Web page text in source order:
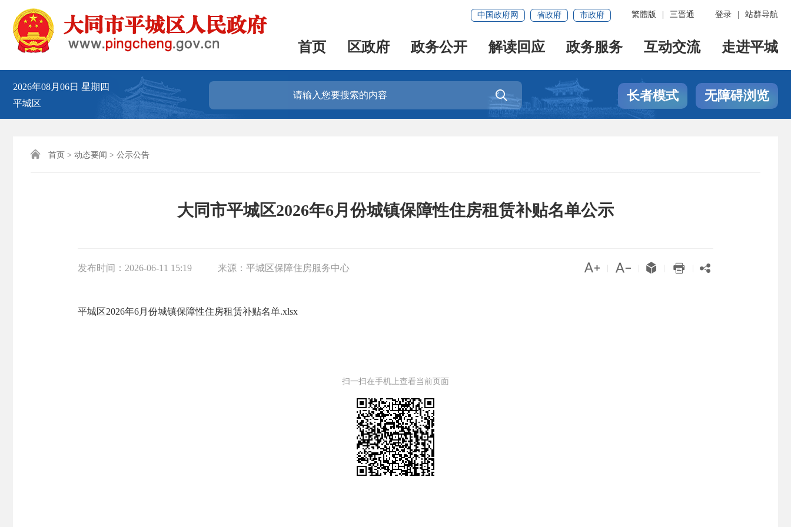
登录 站群导航
繁體版 三晋通
中国政府网 省政府 市政府
首页 区政府 政务公开 解读回应 政务服务 互动交流 走进平城
2026年08月06日 星期四
平城区
 长者模式 无障碍浏览
 首页 > 动态要闻 > 公示公告
大同市平城区2026年6月份城镇保障性住房租赁补贴名单公示
发布时间： 2026-06-11 15:19 来源： 平城区保障住房服务中心     
平城区2026年6月份城镇保障性住房租赁补贴名单.xlsx
扫一扫在手机上查看当前页面